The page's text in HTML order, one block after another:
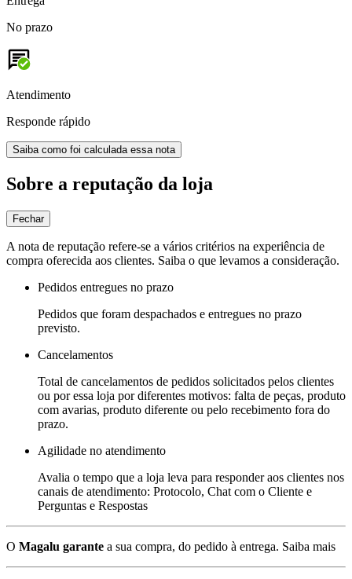
No prazo
Atendimento
Responde rápido
Saiba como foi calculada essa nota
Sobre a reputação da loja
Fechar
A nota de reputação refere-se a vários critérios na experiência de
compra oferecida aos clientes. Saiba o que levamos a consideração.
Pedidos entregues no prazo
Pedidos que foram despachados e entregues no prazo
previsto.
Cancelamentos
Total de cancelamentos de pedidos solicitados pelos clientes
ou por essa loja por diferentes motivos: falta de peças, produto
com avarias, produto diferente ou pelo recebimento fora do
prazo.
Agilidade no atendimento
Avalia o tempo que a loja leva para responder aos clientes nos
canais de atendimento: Protocolo, Chat com o Cliente e
Perguntas e Respostas
O Magalu garante a sua compra, do pedido à entrega. Saiba mais